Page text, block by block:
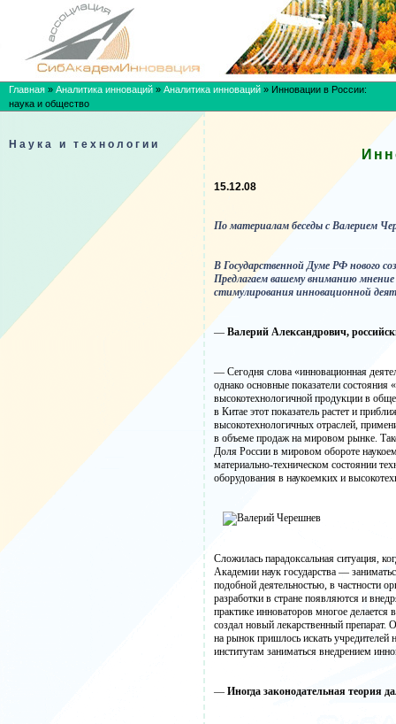
Главная » Аналитика инноваций » Аналитика инноваций » Инновации в России:
наука и общество
Наука и технологии
15.12.08
По материалам беседы с Валерием
В Государственной Думе РФ нового
Предлагаем вашему вниманию
стимулирования инновационной
— Валерий Александрович,
— Сегодня слова «инновационная
однако основные показатели
высокотехнологичной продукции в
в Китае этот показатель растет и
высокотехнологичных отраслей,
в объеме продаж на мировом рынке.
Доля России в мировом обороте
материально-техническом состоянии
оборудования в наукоемких и
Сложилась парадоксальная ситуация,
Академии наук государства —
подобной деятельностью, в частности
разработки в стране появляются и
практике инноваторов многое
создал новый лекарственный препарат.
на рынок пришлось искать учредителей
институтам заниматься внедрением
— Иногда законодательная теория